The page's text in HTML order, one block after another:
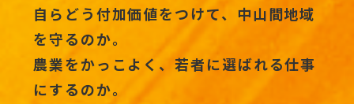
自らどう付加価値をつけて、中山間地域
を守るのか。
農業をかっこよく、若者に選ばれる仕事
にするのか。